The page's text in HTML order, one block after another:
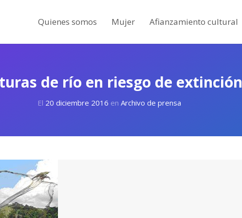
Quienes somos Mujer Afianzamiento cultural
de río en riesgo de extinción
El 20 diciembre 2016 en Archivo de prensa